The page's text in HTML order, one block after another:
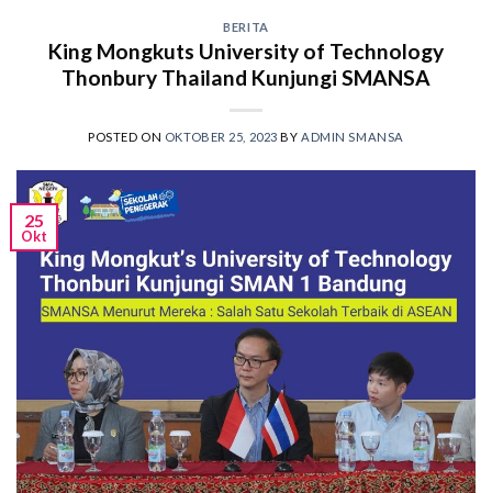
BERITA
King Mongkuts University of Technology
Thonbury Thailand Kunjungi SMANSA
POSTED ON OKTOBER 25, 2023 BYADMIN SMANSA
25
Okt